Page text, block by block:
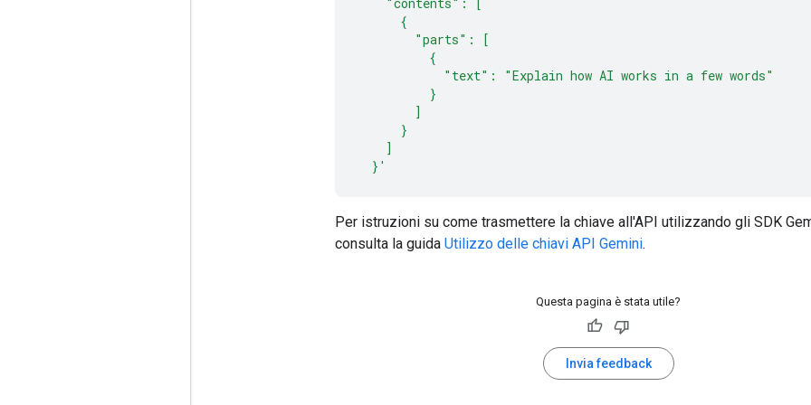
      {
        "parts": [
          {
            "text": "Explain how AI works in a few words"
          }
        ]
      }
    ]
  }'
Per istruzioni su come trasmettere la chiave all'API utilizzando gli SDK
consulta la guida Utilizzo delle chiavi API Gemini.
Questa pagina è stata utile?
Invia feedback